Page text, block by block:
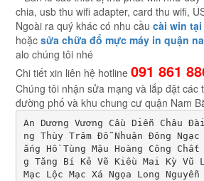
chia, usb thu wifi adapter, card thu wifi,
Ngoài ra quý khác có nhu cầu cài win
hoặc sửa chữa đổ mực máy in quận
alo chúng tôi nhé
Chi tiết xin liên hệ hotline 091 861
Chúng tôi nhận sửa mạng và lắp đặt các
đường phố và khu chung cư quận Nam
An Dương Vương Cầu Diễn Châu
ng Thùy Trâm Đỗ Nhuận Đông
ắng Hồ Tùng Mậu Hoàng Công
g Tăng Bí Kẻ Vẽ Kiều Mai Kỳ Vũ
Mạc Lộc Mạc Xá Ngọa Long